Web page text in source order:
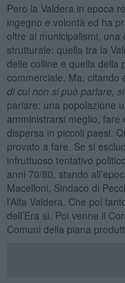
Però la Valdera in epoca
ingegno e volontà ed ha
oltre ai municipalismi,
strutturale: quella tra la
delle colline e quella della
commerciale. Ma, citando
di cui non si può parlare,
parlare: una popolazione
amministrarsi meglio,
dispersa in piccoli paesi.
provato a fare. Se si
infruttuoso tentativo
anni 70/80, stando
Macelloni, Sindaco di
l’Alta Valdera. Che poi
dell’Era sì. Poi venne il
Comuni della piana